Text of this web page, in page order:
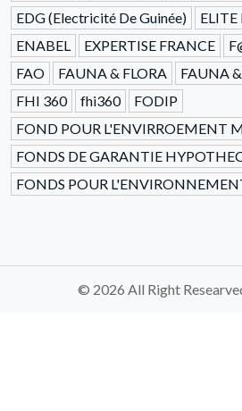
EDG (Electricité De Guinée)
ENABEL
EXPERTISE FRANCE
FAO
FAUNA & FLORA FAUNA
FHI 360
fhi360
FODIP
FOND POUR L'ENVIRROEMENT
FONDS DE GARANTIE
FONDS POUR
© 2026 All Right